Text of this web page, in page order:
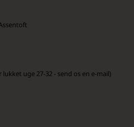
lukket uge 27-32 - send os en e-mail)